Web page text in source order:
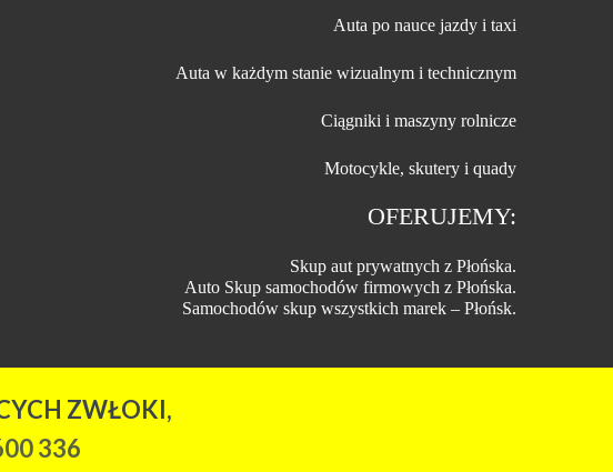
Auta po nauce jazdy i taxi
Auta w każdym stanie wizualnym i technicznym
Ciągniki i maszyny rolnicze
Motocykle, skutery i quady
OFERUJEMY:
Skup aut prywatnych z Płońska.
Auto Skup samochodów firmowych z Płońska.
Samochodów skup wszystkich marek – Płońsk.
ZWŁOKI,
336